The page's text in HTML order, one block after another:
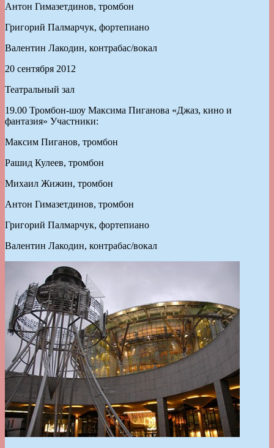
Антон Гимазетдинов, тромбон
Григорий Палмарчук, фортепиано
Валентин Лакодин, контрабас/вокал
20 сентября 2012
Театральный зал
19.00 Тромбон-шоу Максима Пиганова «Джаз, кино и
фантазия» Участники:
Максим Пиганов, тромбон
Рашид Кулеев, тромбон
Михаил Жижин, тромбон
Антон Гимазетдинов, тромбон
Григорий Палмарчук, фортепиано
Валентин Лакодин, контрабас/вокал